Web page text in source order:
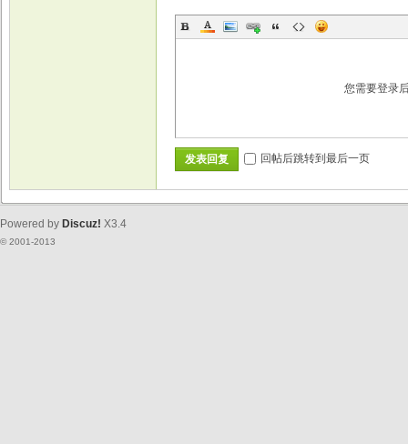
您需要登录
发表回复 回帖后跳转到最后一页
Powered by Discuz! X3.4
© 2001-2013